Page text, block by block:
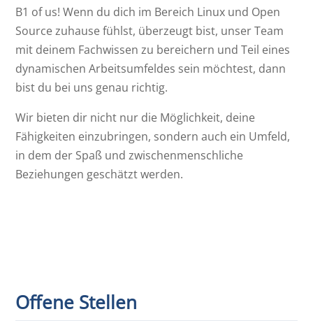
B1 of us! Wenn du dich im Bereich Linux und Open
Source zuhause fühlst, überzeugt bist, unser Team
mit deinem Fachwissen zu bereichern und Teil eines
dynamischen Arbeitsumfeldes sein möchtest, dann
bist du bei uns genau richtig.
Wir bieten dir nicht nur die Möglichkeit, deine
Fähigkeiten einzubringen, sondern auch ein Umfeld,
in dem der Spaß und zwischenmenschliche
Beziehungen geschätzt werden.
Offene Stellen